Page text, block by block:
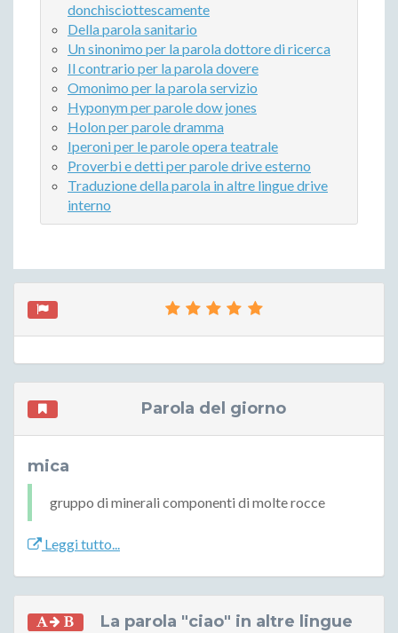
donchisciottescamente
Della parola sanitario
Un sinonimo per la parola dottore di ricerca
Il contrario per la parola dovere
Omonimo per la parola servizio
Hyponym per parole dow jones
Holon per parole dramma
Iperoni per le parole opera teatrale
Proverbi e detti per parole drive esterno
Traduzione della parola in altre lingue drive
interno
Parola del giorno
mica
gruppo di minerali componenti di molte rocce
Leggi tutto...
La parola "ciao" in altre lingue